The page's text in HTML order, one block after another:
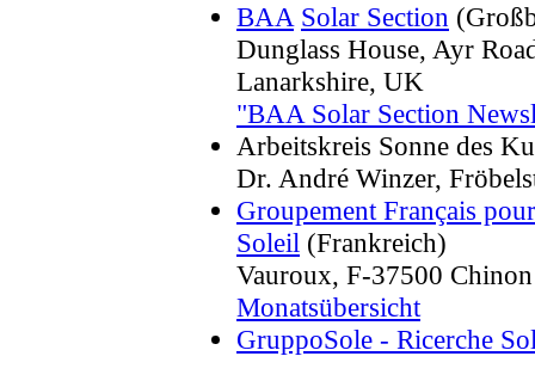
BAA Solar Section
Dunglass House, Ayr
Lanarkshire, UK
"BAA Solar Section
Arbeitskreis Sonne des
Dr. André Winzer,
Groupement Français
Soleil (Frankreich)
Vauroux, F-37500 Chinon
Monatsübersicht
GruppoSole - Ricerche